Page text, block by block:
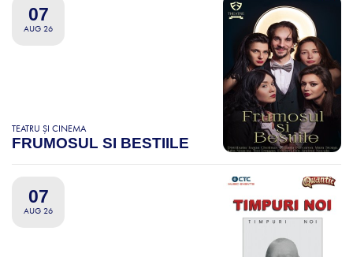
07
AUG 26
TEATRU ȘI CINEMA
FRUMOSUL SI BESTIILE
07
AUG 26